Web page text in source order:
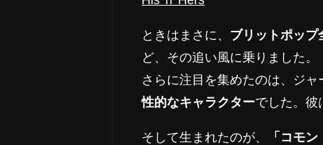
ときはまさに、 ブリットポップ
ど、その追い風に乗りました。
さらに注目を集めたのは、ジ
性的なキャラクターでした。彼
そして生まれたのが、 「コモン